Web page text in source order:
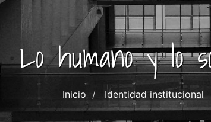
Lo humano y lo
Inicio Identidad institucional